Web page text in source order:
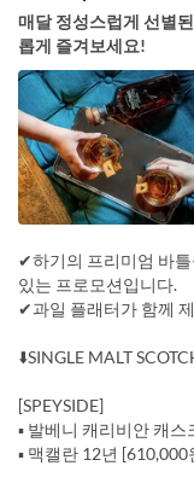
매달 정성스럽게 선별
롭게 즐겨보세요!
✔하기의 프리미엄 바
있는 프로모션입니다.
✔과일 플래터가 함께
⬇️SINGLE MALT
[SPEYSIDE]
▪️ 발베니 캐리비안 캐
▪️ 맥캘란 12년